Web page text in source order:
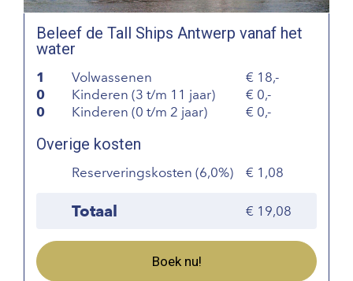
Beleef de Tall Ships Antwerp vanaf het
water
1 Volwassenen
18,-
0
Kinderen (3 t/m 11 jaar)
0,-
0
Kinderen (0 t/m 2 jaar) 0,-
Overige kosten
Reserveringskosten (6,0%) 1,08
Totaal 19,08
Boek nu!